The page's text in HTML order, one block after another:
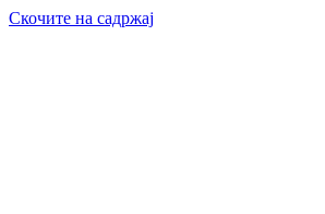
Скочите на садржај